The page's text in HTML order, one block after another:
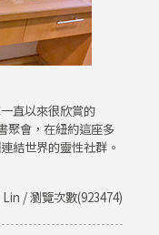
直以來很欣賞的
聚會，在紐約這座多
結世界的靈性社群。
/ 瀏覽次數(923474)